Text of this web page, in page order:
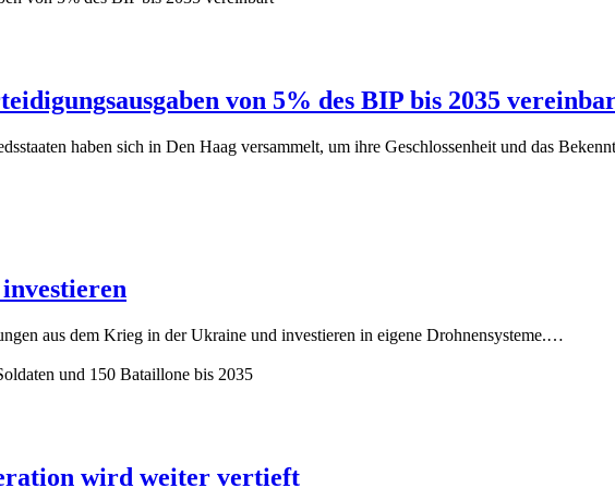
von 5% des BIP bis 2035
haben sich in Den Haag versammelt, um ihre Geschlossenheit und das
aus dem Krieg in der Ukraine und investieren in eigene Drohnensysteme.…
wird weiter vertieft